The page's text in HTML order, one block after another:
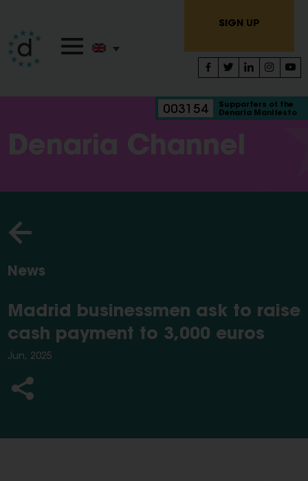
SIGN UP
003154
Supporters of the
Denaria Manifesto
Denaria Channel
News
Madrid businessmen ask to raise
cash payment to 3,000 euros
Jun, 2025